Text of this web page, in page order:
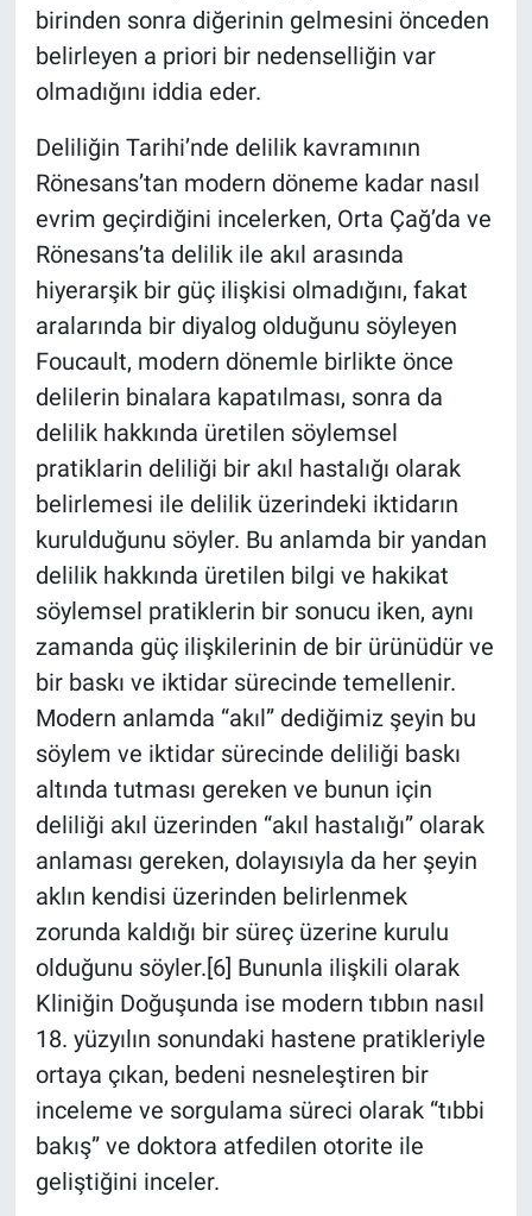
birinden sonra diğerinin gelmesini önceden
belirleyen a priori bir nedenselliğin var
olmadığını iddia eder.
Deliliğin Tarihi’nde delilik kavramının
Rönesans’tan modern döneme kadar nasıl
evrim geçirdiğini incelerken, Orta Çağ’da ve
Rönesans’ta delilik ile akıl arasında
hiyerarşik bir güç ilişkisi olmadığını, fakat
aralarında bir diyalog olduğunu söyleyen
Foucault, modern dönemle birlikte önce
delilerin binalara kapatılması, sonra da
delilik hakkında üretilen söylemsel
pratiklarin deliliği bir akıl hastalığı olarak
belirlemesi ile delilik üzerindeki iktidarın
kurulduğunu söyler. Bu anlamda bir yandan
delilik hakkında üretilen bilgi ve hakikat
söylemsel pratiklerin bir sonucu iken, aynı
zamanda güç ilişkilerinin de bir ürünüdür ve
bir baskı ve iktidar sürecinde temellenir.
Modern anlamda “akıl” dediğimiz şeyin bu
söylem ve iktidar sürecinde deliliği baskı
altında tutması gereken ve bunun için
deliliği akıl üzerinden “akıl hastalığı” olarak
anlaması gereken, dolayısıyla da her şeyin
aklın kendisi üzerinden belirlenmek
zorunda kaldığı bir süreç üzerine kurulu
olduğunu söyler.[6] Bununla ilişkili olarak
Kliniğin Doğuşunda ise modern tıbbın nasıl
18. yüzyılın sonundaki hastene pratikleriyle
ortaya çıkan, bedeni nesneleştiren bir
inceleme ve sorgulama süreci olarak “tıbbi
bakış” ve doktora atfedilen otorite ile
geliştiğini inceler.